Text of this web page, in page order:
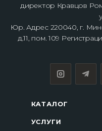
директор Кравцов
Юр. Адрес 220040, г.
д.11, пом. 109
КАТАЛОГ
УСЛУГИ